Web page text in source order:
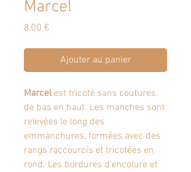
Marcel
8,00 €
Ajouter au panier
Marcelest tricoté sans coutures,
de bas en haut. Les manches sont
relevées le long des
emmanchures, formées avec des
rangs raccourcis et tricotées en
rond. Les bordures d’encolure et